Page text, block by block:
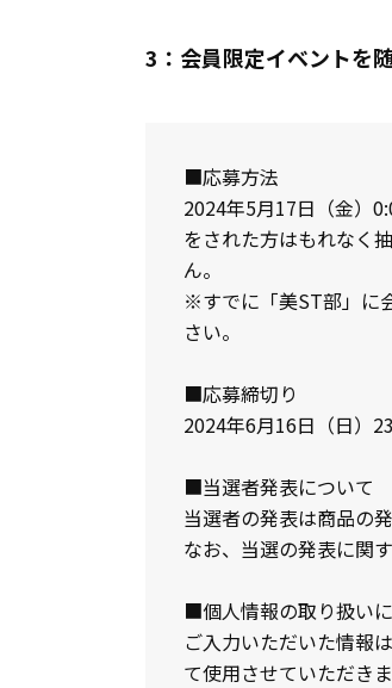
3：会員限定イベントを
■応募方法
2024年5月17日（金）
をされた方はもれなく
ん。
※すでに「美ST部」に
さい。
■応募締切り
2024年6月16日（日）
■当選者発表について
当選者の発表は商品の
なお、当選の発表に関
■個人情報の取り扱い
ご入力いただいた情報
て使用させていただき